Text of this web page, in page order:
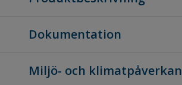
Dokumentation
Miljö- och klimatpåverkan